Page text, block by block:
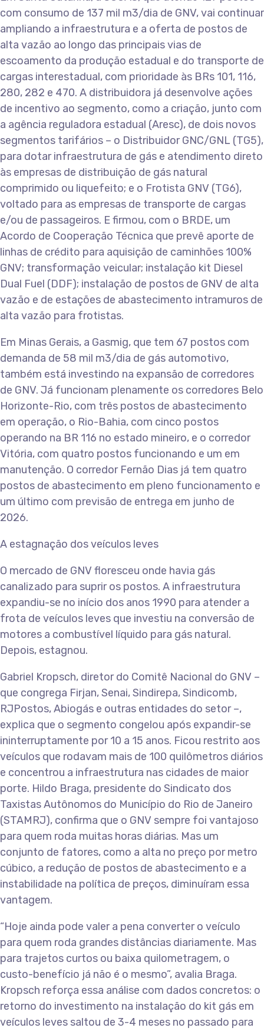
com consumo de 137 mil m3/dia de GNV, vai continuar
ampliando a infraestrutura e a oferta de postos de
alta vazão ao longo das principais vias de
escoamento da produção estadual e do transporte de
cargas interestadual, com prioridade às BRs 101, 116,
280, 282 e 470. A distribuidora já desenvolve ações
de incentivo ao segmento, como a criação, junto com
a agência reguladora estadual (Aresc), de dois novos
segmentos tarifários – o Distribuidor GNC/GNL (TG5),
para dotar infraestrutura de gás e atendimento direto
às empresas de distribuição de gás natural
comprimido ou liquefeito; e o Frotista GNV (TG6),
voltado para as empresas de transporte de cargas
e/ou de passageiros. E firmou, com o BRDE, um
Acordo de Cooperação Técnica que prevê aporte de
linhas de crédito para aquisição de caminhões 100%
GNV; transformação veicular; instalação kit Diesel
Dual Fuel (DDF); instalação de postos de GNV de alta
vazão e de estações de abastecimento intramuros de
alta vazão para frotistas.
Em Minas Gerais, a Gasmig, que tem 67 postos com
demanda de 58 mil m3/dia de gás automotivo,
também está investindo na expansão de corredores
de GNV. Já funcionam plenamente os corredores Belo
Horizonte-Rio, com três postos de abastecimento
em operação, o Rio-Bahia, com cinco postos
operando na BR 116 no estado mineiro, e o corredor
Vitória, com quatro postos funcionando e um em
manutenção. O corredor Fernão Dias já tem quatro
postos de abastecimento em pleno funcionamento e
um último com previsão de entrega em junho de
2026.
A estagnação dos veículos leves
O mercado de GNV floresceu onde havia gás
canalizado para suprir os postos. A infraestrutura
expandiu-se no início dos anos 1990 para atender a
frota de veículos leves que investiu na conversão de
motores a combustível líquido para gás natural.
Depois, estagnou.
Gabriel Kropsch, diretor do Comitê Nacional do GNV –
que congrega Firjan, Senai, Sindirepa, Sindicomb,
RJPostos, Abiogás e outras entidades do setor –,
explica que o segmento congelou após expandir-se
ininterruptamente por 10 a 15 anos. Ficou restrito aos
veículos que rodavam mais de 100 quilômetros diários
e concentrou a infraestrutura nas cidades de maior
porte. Hildo Braga, presidente do Sindicato dos
Taxistas Autônomos do Município do Rio de Janeiro
(STAMRJ), confirma que o GNV sempre foi vantajoso
para quem roda muitas horas diárias. Mas um
conjunto de fatores, como a alta no preço por metro
cúbico, a redução de postos de abastecimento e a
instabilidade na política de preços, diminuíram essa
vantagem.
“Hoje ainda pode valer a pena converter o veículo
para quem roda grandes distâncias diariamente. Mas
para trajetos curtos ou baixa quilometragem, o
custo-benefício já não é o mesmo”, avalia Braga.
Kropsch reforça essa análise com dados concretos: o
retorno do investimento na instalação do kit gás em
veículos leves saltou de 3-4 meses no passado para